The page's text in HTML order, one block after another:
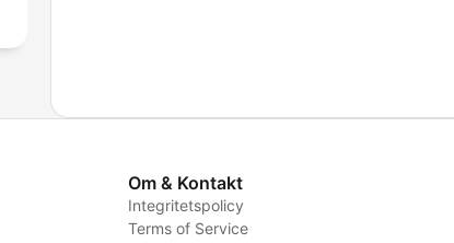
Om & Kontakt
Integritetspolicy
Terms of Service